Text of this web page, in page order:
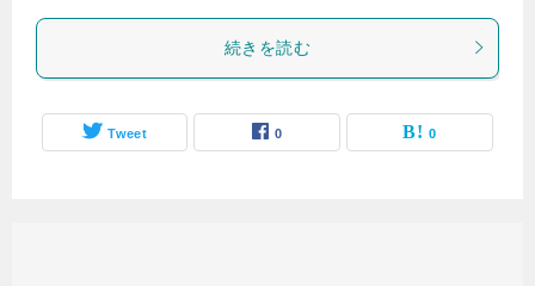
続きを読む
Tweet 0 0